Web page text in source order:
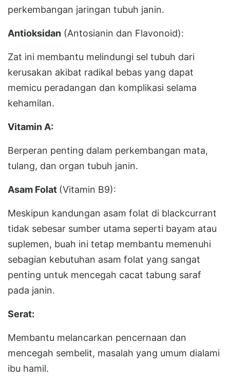
perkembangan jaringan tubuh janin.
Antioksidan (Antosianin dan Flavonoid):
Zat ini membantu melindungi sel tubuh dari
kerusakan akibat radikal bebas yang dapat
memicu peradangan dan komplikasi selama
kehamilan.
Vitamin A:
Berperan penting dalam perkembangan mata,
tulang, dan organ tubuh janin.
Asam Folat (Vitamin B9):
Meskipun kandungan asam folat di blackcurrant
tidak sebesar sumber utama seperti bayam atau
suplemen, buah ini tetap membantu memenuhi
sebagian kebutuhan asam folat yang sangat
penting untuk mencegah cacat tabung saraf
pada janin.
Serat:
Membantu melancarkan pencernaan dan
mencegah sembelit, masalah yang umum dialami
ibu hamil.